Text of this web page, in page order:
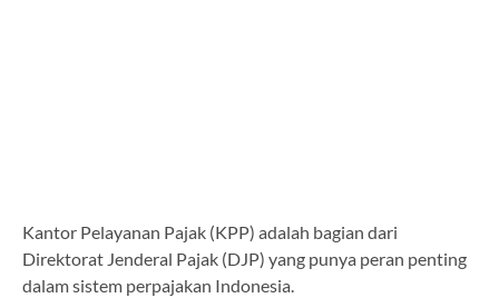
Kantor Pelayanan Pajak (KPP) adalah bagian dari
Direktorat Jenderal Pajak (DJP) yang punya peran penting
dalam sistem perpajakan Indonesia.